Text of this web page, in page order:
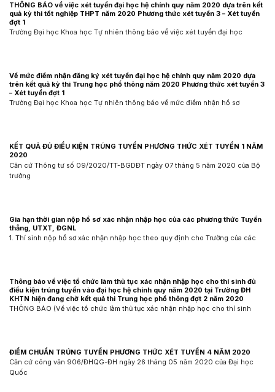
THÔNG BÁO về việc xét tuyển đại học hệ chính quy năm 2020 dựa trên kết
quả kỳ thi tốt nghiệp THPT năm 2020 Phương thức xét tuyển 3 – Xét tuyển
đợt 1
Trường Đại học Khoa học Tự nhiên thông báo về việc xét tuyển đại học
Về mức điểm nhận đăng ký xét tuyển đại học hệ chính quy năm 2020 dựa
trên kết quả kỳ thi Trung học phổ thông năm 2020 Phương thức xét tuyển 3
– Xét tuyển đợt 1
Trường Đại học Khoa học Tự nhiên thông báo về mức điểm nhận hồ sơ
KẾT QUẢ ĐỦ ĐIỀU KIỆN TRÚNG TUYỂN PHƯƠNG THỨC XÉT TUYỂN 1 NĂM
2020
Căn cứ Thông tư số 09/2020/TT-BGDĐT ngày 07 tháng 5 năm 2020 của Bộ
trưởng
Gia hạn thời gian nộp hồ sơ xác nhận nhập học của các phương thức Tuyển
thẳng, UTXT, ĐGNL
1. Thí sinh nộp hồ sơ xác nhận nhập học theo quy định cho Trường của các
Thông báo về việc tổ chức làm thủ tục xác nhận nhập học cho thí sinh đủ
điều kiện trúng tuyển vào đại học hệ chính quy năm 2020 tại Trường ĐH
KHTN hiện đang chờ kết quả thi Trung học phổ thông đợt 2 năm 2020
THÔNG BÁO (Về việc tổ chức làm thủ tục xác nhận nhập học cho thí sinh
ĐIỂM CHUẨN TRÚNG TUYỂN PHƯƠNG THỨC XÉT TUYỂN 4 NĂM 2020
Căn cứ công văn 906/ĐHQG-ĐH ngày 26 tháng 05 năm 2020 của Đại học
Quốc